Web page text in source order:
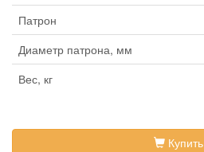
Патрон
Диаметр патрона, мм
Вес, кг
Купить